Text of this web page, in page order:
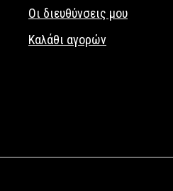
Οι διευθύνσεις μου
Καλάθι αγορών